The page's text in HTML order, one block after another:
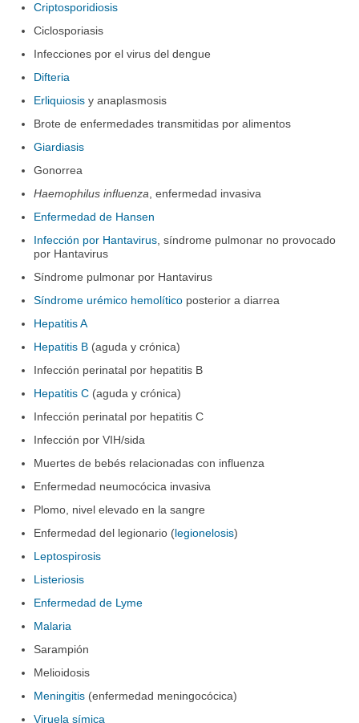
Criptosporidiosis
Ciclosporiasis
Infecciones por el virus del dengue
Difteria
Erliquiosis y anaplasmosis
Brote de enfermedades transmitidas por alimentos
Giardiasis
Gonorrea
Haemophilus influenza , enfermedad invasiva
Enfermedad de Hansen
Infección por Hantavirus , síndrome pulmonar no provocado
por Hantavirus
Síndrome pulmonar por Hantavirus
Síndrome urémico hemolítico posterior a diarrea
Hepatitis A
Hepatitis B (aguda y crónica)
Infección perinatal por hepatitis B
Hepatitis C (aguda y crónica)
Infección perinatal por hepatitis C
Infección por VIH/sida
Muertes de bebés relacionadas con influenza
Enfermedad neumocócica invasiva
Plomo, nivel elevado en la sangre
Enfermedad del legionario (legionelosis)
Leptospirosis
Listeriosis
Enfermedad de Lyme
Malaria
Sarampión
Melioidosis
Meningitis (enfermedad meningocócica)
Viruela símica